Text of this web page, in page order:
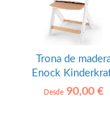
Trona de
Enock
Desde90,00 €